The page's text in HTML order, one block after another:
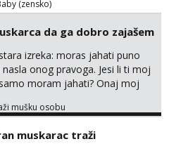
(zensko)
da ga dobro zajašem
izreka: moras jahati puno
onog pravoga. Jesi li ti moj
moram jahati? Onaj moj
link i javi mi se tamo....
mušku osobu
muskarac traži